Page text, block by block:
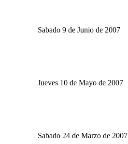
Sabado 9 de Junio de 2007
Jueves 10 de Mayo de 2007
Sabado 24 de Marzo de 2007